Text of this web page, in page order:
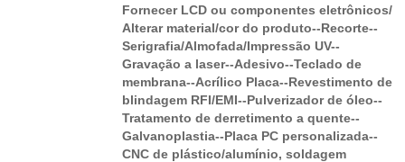
Fornecer LCD ou componentes eletrônicos/
Alterar material/cor do produto--Recorte--
Serigrafia/Almofada/Impressão UV--
Gravação a laser--Adesivo--Teclado de
membrana--Acrílico Placa--Revestimento de
blindagem RFI/EMI--Pulverizador de óleo--
Tratamento de derretimento a quente--
Galvanoplastia--Placa PC personalizada--
CNC de plástico/alumínio, soldagem